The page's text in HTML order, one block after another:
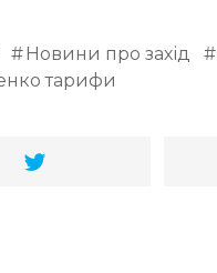
Новини про захід
тарифи